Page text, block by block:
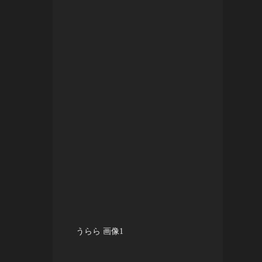
うらら 画像1